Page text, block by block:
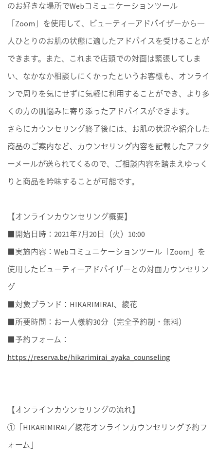
のお好きな場所でWebコミュニケーションツール
「Zoom」を使用して、ビューティーアドバイザーから一
人ひとりのお肌の状態に適したアドバイスを受けることが
できます。また、これまで店頭での対面は緊張してしま
い、なかなか相談しにくかったというお客様も、オンライ
ンで周りを気にせずに気軽に利用することができ、より多
くの方の肌悩みに寄り添ったアドバイスができます。
さらにカウンセリング終了後には、お肌の状況や紹介した
商品のご案内など、カウンセリング内容を記載したアフタ
ーメールが送られてくるので、ご相談内容を踏まえゆっく
りと商品を吟味することが可能です。
【オンラインカウンセリング概要】
■開始日時：2021年7月20日（火）10:00
■実施内容：Webコミュニケーションツール「Zoom」を
使用したビューティーアドバイザーとの対面カウンセリン
グ
■対象ブランド：HIKARIMIRAI、綾花
■所要時間：お一人様約30分（完全予約制・無料）
■予約フォーム：
https://reserva.be/hikarimirai_ayaka_counseling
【オンラインカウンセリングの流れ】
①「HIKARIMIRAI／綾花オンラインカウンセリング予約フ
ォーム」